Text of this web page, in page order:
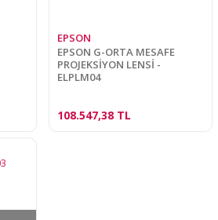
EPSON
EPSON G-ORTA MESAFE
PROJEKSİYON LENSİ -
ELPLM04
108.547,38 TL